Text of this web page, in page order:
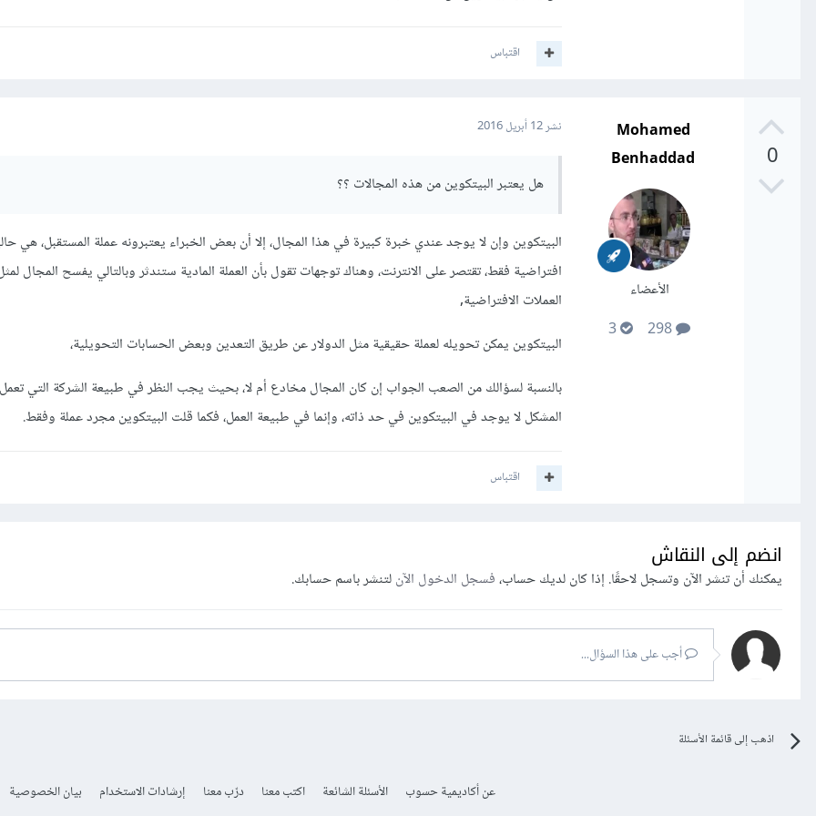
- وأخيرا تجنب طرق المواقع التشاركية التي تطلب منك الاستثمار أو الضغط على الإعلانات، وأيضا الهرم
اقتباس
0
Mohamed
Benhaddad
الأعضاء
نشر12 أبريل 2016
هل يعتبر البيتكوين من هذه المجالات ؟؟
البيتكوين وإن لا يوجد عندي خبرة كبيرة في هذا المجال، إلا أن بعض الخبراء يعتبرونه عملة المستقبل، هي
افتراضية فقط، تقتصر على الانترنت، وهناك توجهات تقول بأن العملة المادية ستندثر وبالتالي يفسح المجال
العملات الافتراضية,
البيتكوين يمكن تحويله لعملة حقيقية مثل الدولار عن طريق التعدين وبعض الحسابات التحويلية،
بالنسبة لسؤالك من الصعب الجواب إن كان المجال مخادع أم لا، بحيث يجب النظر في طبيعة الشركة التي تعمل
المشكل لا يوجد في البيتكوين في حد ذاته، وإنما في طبيعة العمل، فكما قلت البيتكوين مجرد عملة وفقط.
اقتباس
انضم إلى النقاش
يمكنك أن تنشر الآن وتسجل لاحقًا. إذا كان لديك حساب،فسجل الدخول الآنلتنشر باسم حسابك.
أجب على هذا السؤال...
اذهب إلى قائمة الأسئلة
عن أكاديمية حسوب الأسئلة الشائعة اكتب معنا درّب معنا إرشادات الاستخدام بيان الخصوصية